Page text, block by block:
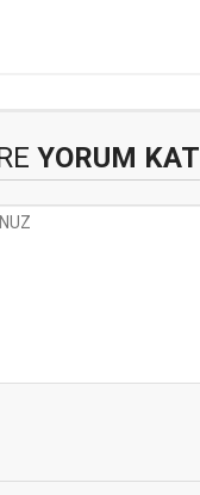
YORUM KAT